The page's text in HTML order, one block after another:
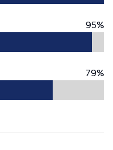
95%
79%